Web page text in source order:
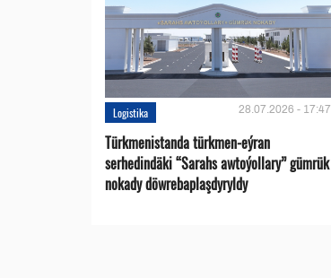
Logistika 28.07.2026 - 17:47
Türkmenistanda türkmen-eýran
serhedindäki “Sarahs awtoýollary” gümrük
nokady döwrebaplaşdyryldy